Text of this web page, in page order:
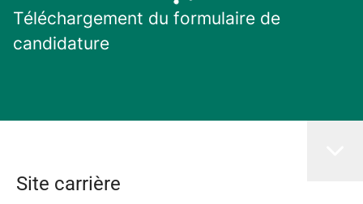
Téléchargement du formulaire de
candidature
Site carrière